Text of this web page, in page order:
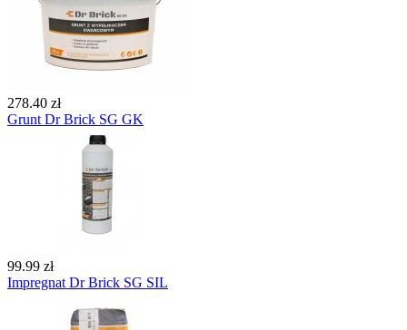
278.40 zł
Grunt Dr Brick SG GK
99.99 zł
Impregnat Dr Brick SG SIL